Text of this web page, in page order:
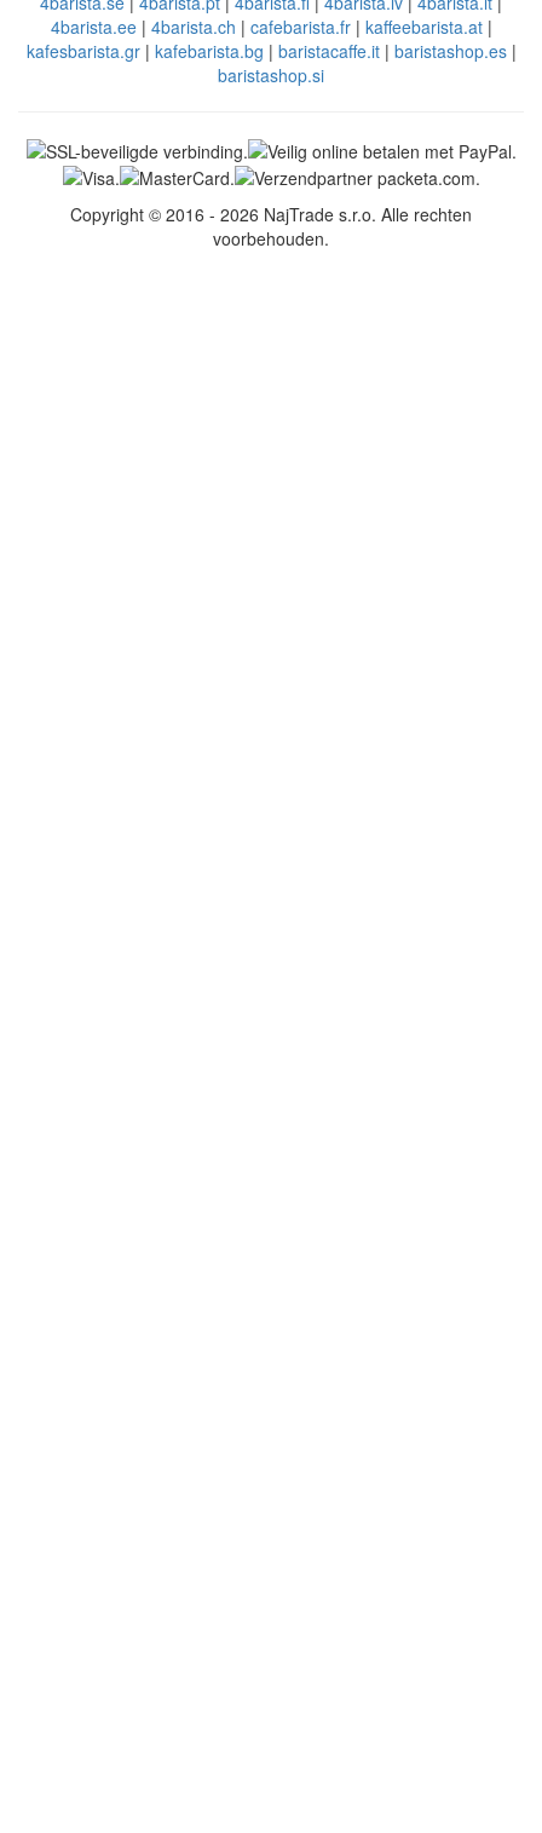
4barista.ee| 4barista.ch | cafebarista.fr| kaffeebarista.at|
kafesbarista.gr| kafebarista.bg | baristacaffe.it| baristashop.es|
baristashop.si
Copyright © 2016 - 2026 NajTrade s.r.o. Alle rechten
voorbehouden.